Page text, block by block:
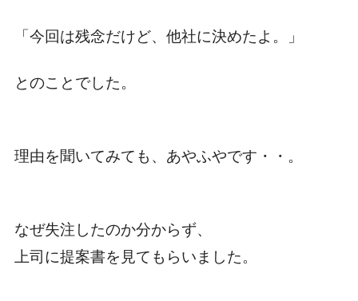
「今回は残念だけど、他社に決めたよ。」
とのことでした。
理由を聞いてみても、あやふやです・・。
なぜ失注したのか分からず、
上司に提案書を見てもらいました。